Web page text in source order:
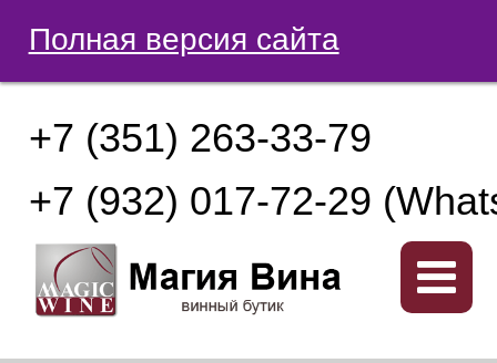
Полная версия сайта
+7 (351) 263-33-79
+7 (932) 017-72-29